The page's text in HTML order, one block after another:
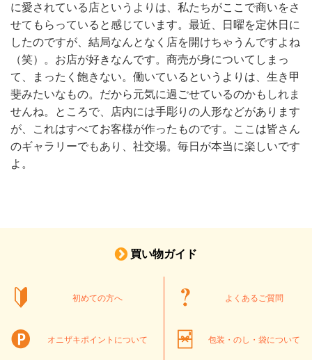
に愛されている店というよりは、私たちがここで商いをさ
せてもらっていると感じています。最近、日曜を定休日に
したのですが、結局なんとなく店を開けちゃうんですよね
（笑）。お店が好きなんです。商売が身についてしまっ
て、まったく飽きない。働いているというよりは、生き甲
斐みたいなもの。だから元気に過ごせているのかもしれま
せんね。ところで、店内には手彫りの人形などがあります
が、これはすべてお客様が作ったものです。ここは皆さん
のギャラリーでもあり、社交場。毎日が本当に楽しいです
よ。
買い物ガイド
初めての方へ よくあるご質問
オニザキポイントについて 包装・のし・袋について